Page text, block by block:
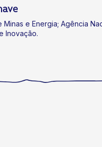
Minas e Energia; Agência
Inovação.